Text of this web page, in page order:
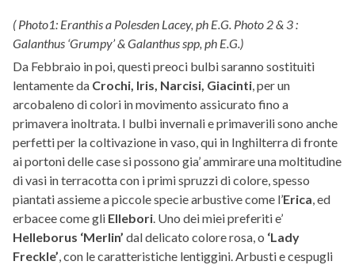
( Photo1: Eranthis a Polesden Lacey, ph E.G. Photo 2 & 3 :
Galanthus ‘Grumpy’ & Galanthus spp, ph E.G.)
Da Febbraio in poi, questi preoci bulbi saranno sostituiti
lentamente da Crochi, Iris, Narcisi, Giacinti, per un
arcobaleno di colori in movimento assicurato fino a
primavera inoltrata. I bulbi invernali e primaverili sono anche
perfetti per la coltivazione in vaso, qui in Inghilterra di fronte
ai portoni delle case si possono gia’ ammirare una moltitudine
di vasi in terracotta con i primi spruzzi di colore, spesso
piantati assieme a piccole specie arbustive come l’Erica, ed
erbacee come gli Ellebori. Uno dei miei preferiti e’
Helleborus ‘Merlin’ dal delicato colore rosa, o ‘Lady
Freckle’, con le caratteristiche lentiggini. Arbusti e cespugli